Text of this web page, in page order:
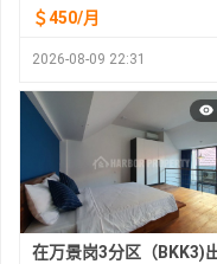
＄450/月
2026-08-09 22:31